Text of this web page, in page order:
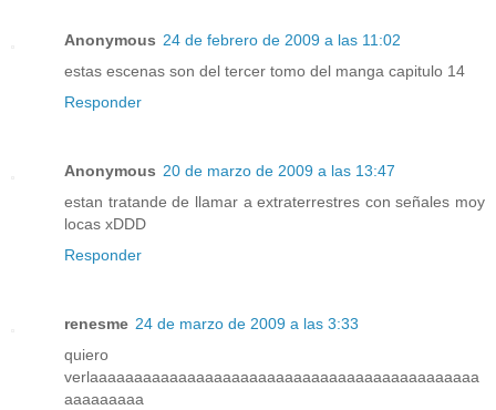
Anonymous 24 de febrero de 2009 a las 11:02
estas escenas son del tercer tomo del manga capitulo 14
Responder
Anonymous 20 de marzo de 2009 a las 13:47
estan tratande de llamar a extraterrestres con señales moy
locas xDDD
Responder
renesme 24 de marzo de 2009 a las 3:33
quiero
verlaaaaaaaaaaaaaaaaaaaaaaaaaaaaaaaaaaaaaaaaaaaa
aaaaaaaaa